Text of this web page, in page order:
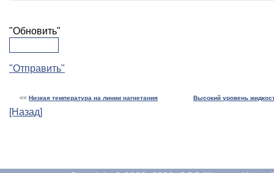
"Обновить"
"Отправить"
<< Низкая температура на линии нагнетания Высокий уровень
[Назад]